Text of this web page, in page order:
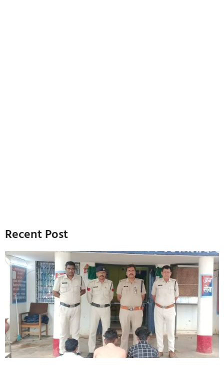
Recent Post